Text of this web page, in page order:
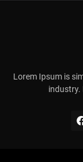
Lorem Ipsum is
industry.